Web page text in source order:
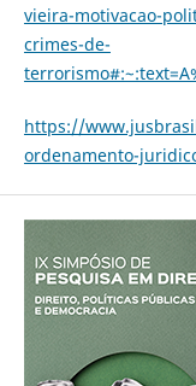
vieira-motivacao-
crimes-de-
https://
ordenamento-